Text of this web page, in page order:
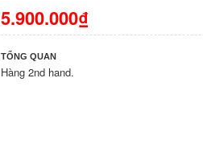
5.900.000₫
TỔNG QUAN
Hàng 2nd hand.